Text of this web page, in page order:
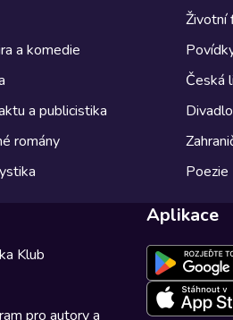
a komedie
a publicistika
romány
Životní
Česká
Poezie
Klub
pro autory a
Aplikace